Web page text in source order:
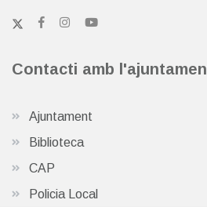
Contacti amb
Ajuntament
Biblioteca
CAP
Policia Local